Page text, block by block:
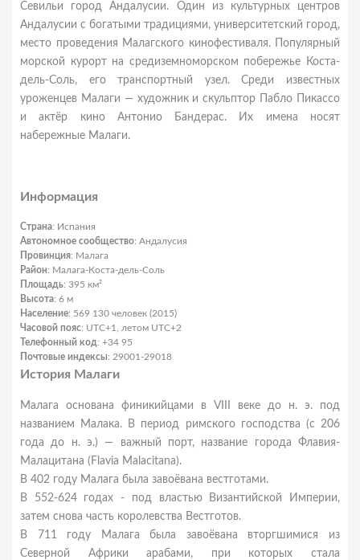
Севильи город Андалусии. Один из культурных центров
Андалусии с богатыми традициями, университетский город,
место проведения Малагского кинофестиваля. Популярный
морской курорт на средиземноморском побережье Коста-
дель-Соль, его транспортный узел. Среди известных
уроженцев Малаги — художник и скульптор Пабло Пикассо
и актёр кино Антонио Бандерас. Их имена носят
набережные Малаги.
Информация
Страна: Испания
Автономное сообщество: Андалусия
Провинция: Малага
Район: Малага-Коста-дель-Соль
Площадь: 395 км²
Высота: 6 м
Население: 569 130 человек (2015)
Часовой пояс: UTC+1, летом UTC+2
Телефонный код: +34 95
Почтовые индексы: 29001-29018
История Малаги
Малага основана финикийцами в VIII веке до н. э. под
названием Малака. В период римского господства (с 206
года до н. э.) — важный порт, название города Флавия-
Малацитана (Flavia Malacitana).
В 402 году Малага была завоёвана вестготами.
В 552-624 годах - под властью Византийской Империи,
затем снова часть королевства Вестготов.
В 711 году Малага была завоёвана вторгшимися из
Северной Африки арабами, при которых стала